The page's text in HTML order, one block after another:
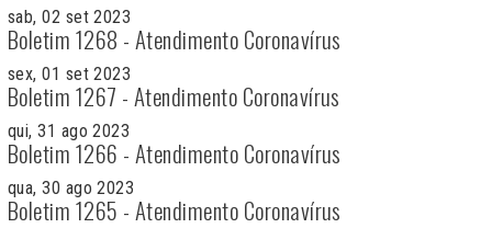
sab, 02 set 2023
Boletim 1268 - Atendimento Coronavírus
sex, 01 set 2023
Boletim 1267 - Atendimento Coronavírus
qui, 31 ago 2023
Boletim 1266 - Atendimento Coronavírus
qua, 30 ago 2023
Boletim 1265 - Atendimento Coronavírus